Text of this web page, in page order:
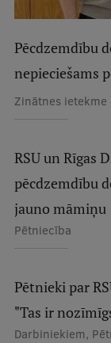
Struktūra
Vēsture un
Identitāte
RSU fonds
Muzeji un
Ģerbonis
Projekti
Virtuālā tūre
Ilgtspējīga
Pēcdzemdību
nepieciešams
Zinātnes ietekme
RSU un Rīgas
pēcdzemdību
jauno māmiņu
Pētniecība
Pētnieki par
"Tas ir
Darbiniekiem,